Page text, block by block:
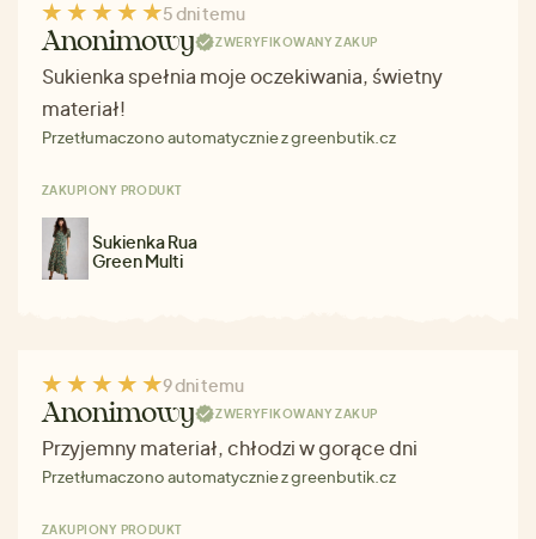
5 dni temu
Anonimowy ZWERYFIKOWANY ZAKUP
Sukienka spełnia moje oczekiwania, świetny
materiał!
Przetłumaczono automatycznie z greenbutik.cz
ZAKUPIONY PRODUKT
Sukienka Rua
Green Multi
9 dni temu
Anonimowy ZWERYFIKOWANY ZAKUP
Przyjemny materiał, chłodzi w gorące dni
Przetłumaczono automatycznie z greenbutik.cz
ZAKUPIONY PRODUKT